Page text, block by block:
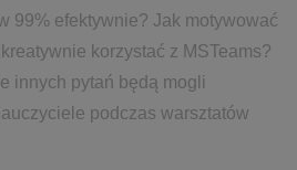
99% efektywnie? Jak motywować
korzystać z MSTeams?
innych pytań będą mogli
podczas warsztatów